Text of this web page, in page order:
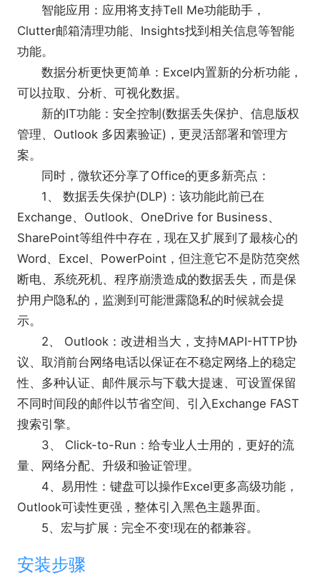
智能应用：应用将支持Tell Me功能助手，
Clutter邮箱清理功能、Insights找到相关信息等智能
功能。
数据分析更快更简单：Excel内置新的分析功能，
可以拉取、分析、可视化数据。
新的IT功能：安全控制(数据丢失保护、信息版权
管理、Outlook 多因素验证)，更灵活部署和管理方
案。
同时，微软还分享了Office的更多新亮点：
1、 数据丢失保护(DLP)：该功能此前已在
Exchange、Outlook、OneDrive for Business、
SharePoint等组件中存在，现在又扩展到了最核心的
Word、Excel、PowerPoint，但注意它不是防范突然
断电、系统死机、程序崩溃造成的数据丢失，而是保
护用户隐私的，监测到可能泄露隐私的时候就会提
示。
2、 Outlook：改进相当大，支持MAPI-HTTP协
议、取消前台网络电话以保证在不稳定网络上的稳定
性、多种认证、邮件展示与下载大提速、可设置保留
不同时间段的邮件以节省空间、引入Exchange FAST
搜索引擎。
3、 Click-to-Run：给专业人士用的，更好的流
量、网络分配、升级和验证管理。
4、易用性：键盘可以操作Excel更多高级功能，
Outlook可读性更强，整体引入黑色主题界面。
5、宏与扩展：完全不变!现在的都兼容。
安装步骤